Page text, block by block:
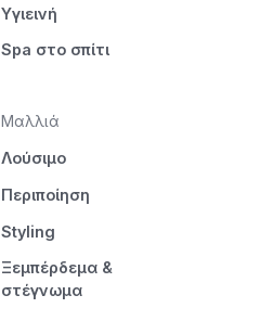
Υγιεινή
Spa στο σπίτι
Μαλλιά
Λούσιμο
Περιποίηση
Styling
Ξεμπέρδεμα &
στέγνωμα